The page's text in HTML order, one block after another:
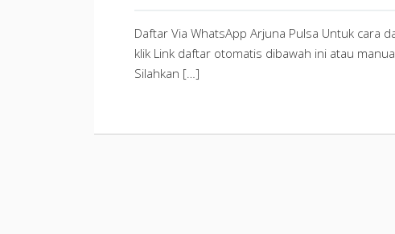
Daftar Via WhatsApp Arjuna Pulsa Untuk cara
klik Link daftar otomatis dibawah ini atau
Silahkan […]